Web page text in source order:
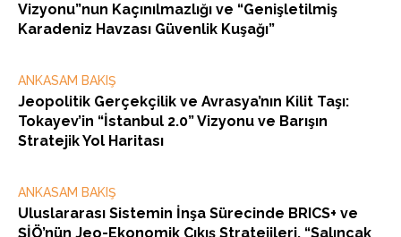
Vizyonu”nun Kaçınılmazlığı ve “Genişletilmiş
Karadeniz Havzası Güvenlik Kuşağı”
ANKASAM BAKIŞ
Jeopolitik Gerçekçilik ve Avrasya’nın Kilit Taşı:
Tokayev’in “İstanbul 2.0” Vizyonu ve Barışın
Stratejik Yol Haritası
ANKASAM BAKIŞ
Uluslararası Sistemin İnşa Sürecinde BRICS+ ve
ŞİÖ’nün Jeo-Ekonomik Çıkış Stratejileri, “Salıncak